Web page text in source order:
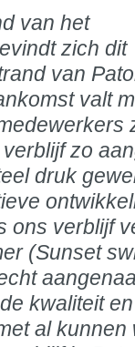
van het
zich dit
van
valt
zo
druk
ons verblijf
(Sunset
kwaliteit
al